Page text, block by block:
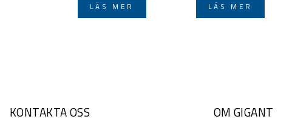
LÄS MER LÄS MER
KONTAKTA OSS OM GIGANT